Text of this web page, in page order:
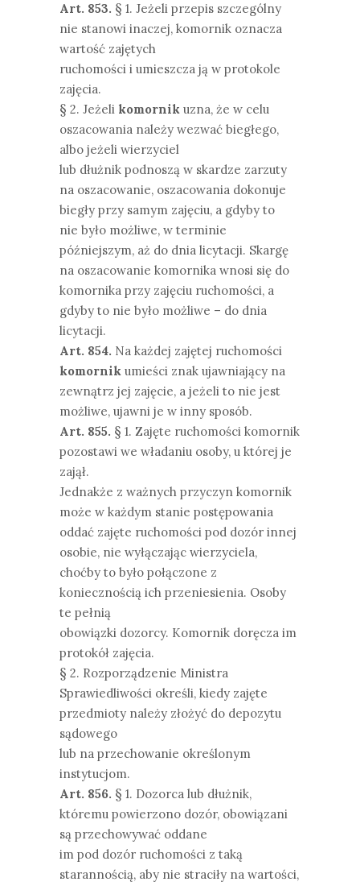
Art. 853. § 1. Jeżeli przepis szczególny
nie stanowi inaczej, komornik oznacza
wartość zajętych
ruchomości i umieszcza ją w protokole
zajęcia.
§ 2. Jeżeli komornik uzna, że w celu
oszacowania należy wezwać biegłego,
albo jeżeli wierzyciel
lub dłużnik podnoszą w skardze zarzuty
na oszacowanie, oszacowania dokonuje
biegły przy samym zajęciu, a gdyby to
nie było możliwe, w terminie
późniejszym, aż do dnia licytacji. Skargę
na oszacowanie komornika wnosi się do
komornika przy zajęciu ruchomości, a
gdyby to nie było możliwe – do dnia
licytacji.
Art. 854. Na każdej zajętej ruchomości
komornik umieści znak ujawniający na
zewnątrz jej zajęcie, a jeżeli to nie jest
możliwe, ujawni je w inny sposób.
Art. 855. § 1. Zajęte ruchomości komornik
pozostawi we władaniu osoby, u której je
zajął.
Jednakże z ważnych przyczyn komornik
może w każdym stanie postępowania
oddać zajęte ruchomości pod dozór innej
osobie, nie wyłączając wierzyciela,
choćby to było połączone z
koniecznością ich przeniesienia. Osoby
te pełnią
obowiązki dozorcy. Komornik doręcza im
protokół zajęcia.
§ 2. Rozporządzenie Ministra
Sprawiedliwości określi, kiedy zajęte
przedmioty należy złożyć do depozytu
sądowego
lub na przechowanie określonym
instytucjom.
Art. 856. § 1. Dozorca lub dłużnik,
któremu powierzono dozór, obowiązani
są przechowywać oddane
im pod dozór ruchomości z taką
starannością, aby nie straciły na wartości,